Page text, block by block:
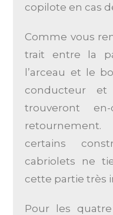
copilote en cas
Comme vous
trait entre la
l’arceau et le
conducteur
trouveront
certains
cabriolets ne
cette partie très
Pour les